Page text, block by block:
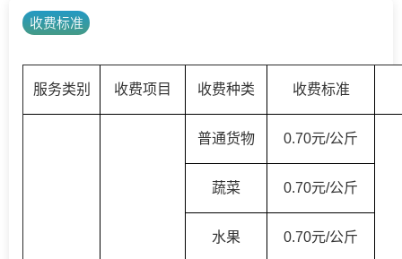
收费标准
服务类别 收费项目 收费种类 收费标准
普通货物 0.70元/公斤
蔬菜 0.70元/公斤
水果 0.70元/公斤